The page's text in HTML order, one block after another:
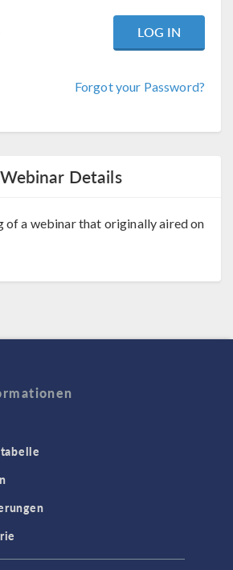
Forgot your Password?
Details
of a webinar that originally aired on